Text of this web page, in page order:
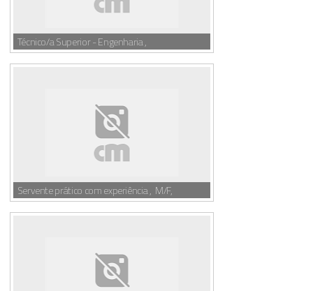
Técnico/a Superior - Engenharia ,
Servente prático com experiência , M/F,